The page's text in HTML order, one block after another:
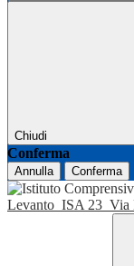
Chiudi
Conferma
Annulla Conferma
Levanto ISA 23 Via